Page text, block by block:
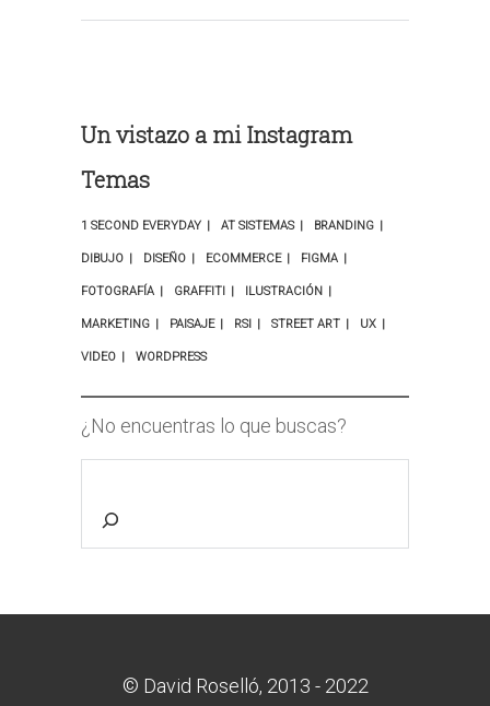
Un vistazo a mi Instagram
Temas
1 SECOND EVERYDAY AT SISTEMAS BRANDING
DIBUJO DISEÑO ECOMMERCE FIGMA
FOTOGRAFÍA GRAFFITI ILUSTRACIÓN
MARKETING PAISAJE RSI STREET ART UX
VIDEO WORDPRESS
¿No encuentras lo que buscas?
© David Roselló, 2013 - 2022